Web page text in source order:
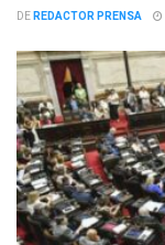
DEREDACTOR PRENSA